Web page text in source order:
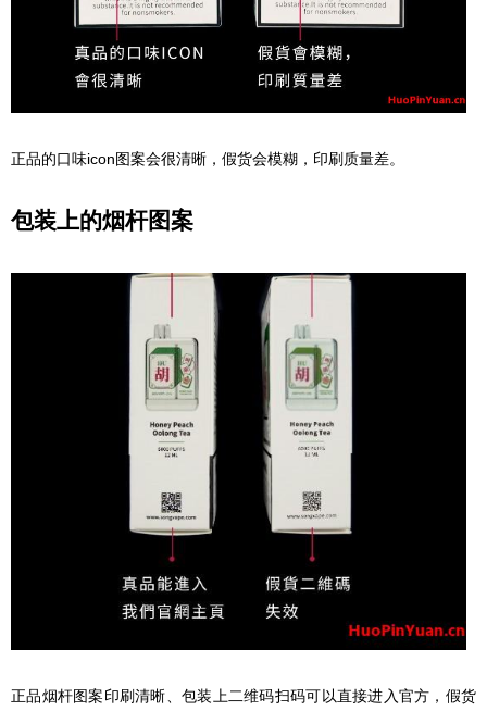
正品的口味icon图案会很清晰，假货会模糊，印刷质量差。
包装上的烟杆图案
正品烟杆图案印刷清晰、包装上二维码扫码可以直接进入官方，假货